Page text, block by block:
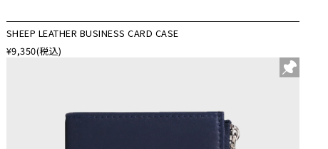
SHEEP LEATHER BUSINESS CARD CASE
¥9,350(税込)